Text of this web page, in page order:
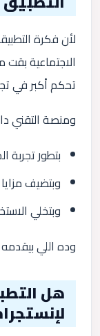
لأن فكرة
الاجتماعية
تحكم أكبر في
ومنصة التقني
بتطور تجربة
وبتضيف
وبتخلي
وده اللي بيقدمه Honista بشكل واضح.
هل